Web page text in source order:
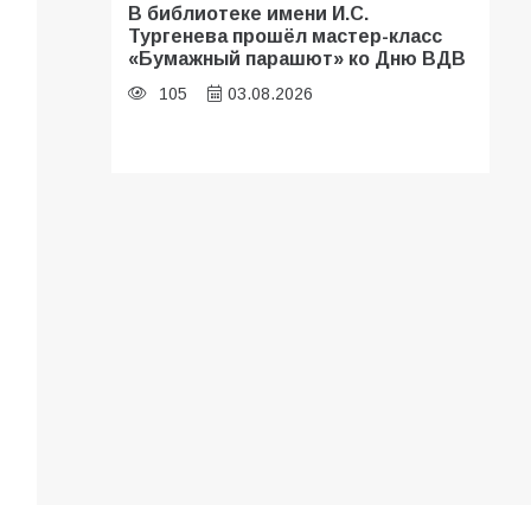
В библиотеке имени И.С.
Тургенева прошёл мастер-класс
«Бумажный парашют» ко Дню ВДВ
105 03.08.2026